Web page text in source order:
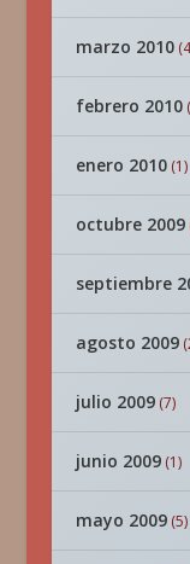
marzo 2010
febrero 2010
enero 2010(1)
octubre 2009
septiembre
agosto 2009
julio 2009(7)
junio 2009(1)
mayo 2009(5)